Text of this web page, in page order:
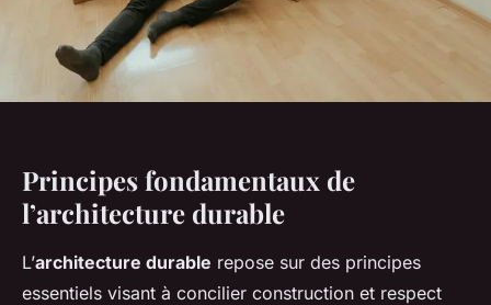
Principes fondamentaux de
l’architecture durable
L’architecture durable repose sur des principes
essentiels visant à concilier construction et respect